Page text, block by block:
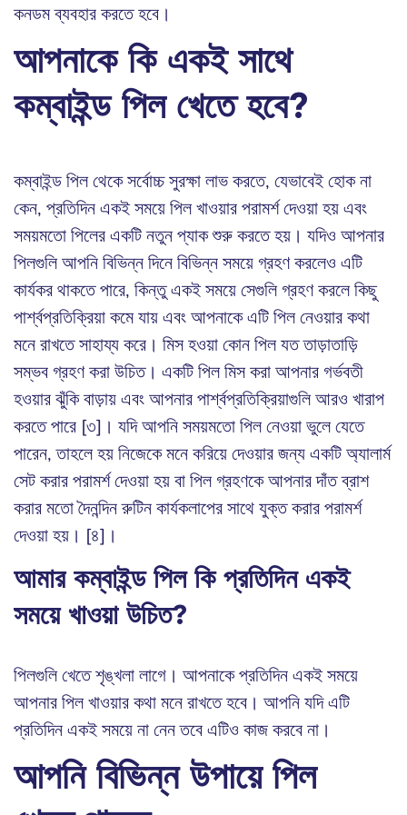
কনডম ব্যবহার করতে হবে।
আপনাকে কি একই সাথে
কম্বাইন্ড পিল খেতে হবে?
কম্বাইন্ড পিল থেকে সর্বোচ্চ সুরক্ষা লাভ করতে, যেভাবেই হোক না
কেন, প্রতিদিন একই সময়ে পিল খাওয়ার পরামর্শ দেওয়া হয় এবং
সময়মতো পিলের একটি নতুন প্যাক শুরু করতে হয়। যদিও আপনার
পিলগুলি আপনি বিভিন্ন দিনে বিভিন্ন সময়ে গ্রহণ করলেও এটি
কার্যকর থাকতে পারে, কিন্তু একই সময়ে সেগুলি গ্রহণ করলে কিছু
পার্শ্বপ্রতিক্রিয়া কমে যায় এবং আপনাকে এটি পিল নেওয়ার কথা
মনে রাখতে সাহায্য করে। মিস হওয়া কোন পিল যত তাড়াতাড়ি
সম্ভব গ্রহণ করা উচিত। একটি পিল মিস করা আপনার গর্ভবতী
হওয়ার ঝুঁকি বাড়ায় এবং আপনার পার্শ্বপ্রতিক্রিয়াগুলি আরও খারাপ
করতে পারে [৩]। যদি আপনি সময়মতো পিল নেওয়া ভুলে যেতে
পারেন, তাহলে হয় নিজেকে মনে করিয়ে দেওয়ার জন্য একটি অ্যালার্ম
সেট করার পরামর্শ দেওয়া হয় বা পিল গ্রহণকে আপনার দাঁত ব্রাশ
করার মতো দৈনন্দিন রুটিন কার্যকলাপের সাথে যুক্ত করার পরামর্শ
দেওয়া হয়। [৪]।
আমার কম্বাইন্ড পিল কি প্রতিদিন একই
সময়ে খাওয়া উচিত?
পিলগুলি খেতে শৃঙ্খলা লাগে। আপনাকে প্রতিদিন একই সময়ে
আপনার পিল খাওয়ার কথা মনে রাখতে হবে। আপনি যদি এটি
প্রতিদিন একই সময়ে না নেন তবে এটিও কাজ করবে না।
আপনি বিভিন্ন উপায়ে পিল